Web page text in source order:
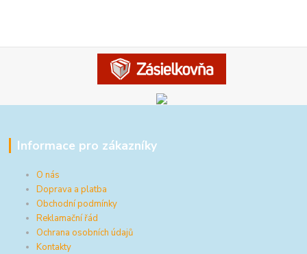
Informace pro zákazníky
O nás
Doprava a platba
Obchodní podmínky
Reklamační řád
Ochrana osobních údajů
Kontakty